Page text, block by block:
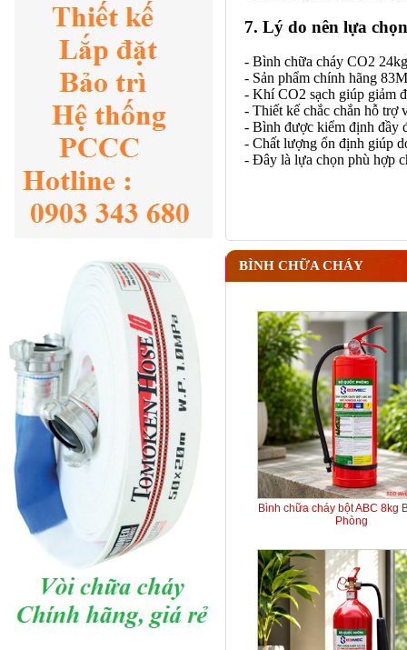
7. Lý do nên lựa
- Bình chữa cháy CO2
- Sản phẩm chính hãng
- Khí CO2 sạch giúp giảm
- Thiết kế chắc chắn hỗ trợ
- Bình được kiểm định đầy
- Chất lượng ổn định giúp
- Đây là lựa chọn phù hợp
BÌNH CHỮA CHÁY
Bình chữa cháy bột ABC 8kg
Phòng